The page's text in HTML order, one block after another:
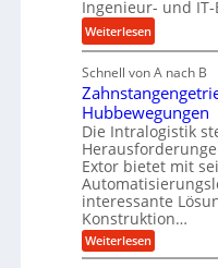
u
l
i
m
V
e
r
g
l
e
e
b
i
g
e
K
u
g
e
l
g
e
w
t
e
i
g
e
r
t
U
m
s
a
t
z
Ingenieur- und
Weiterlesen:
M
e
h
r
A
r
b
e
i
t
s
Schnell von A nach B
Hubbewegungen
Die Intralogistik
Extor bietet mit
interessante
Konstruktion…
Weiterlesen:
Z